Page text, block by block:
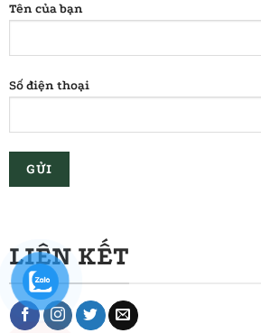
Tên của bạn
Số điện thoại
LIÊN KẾT